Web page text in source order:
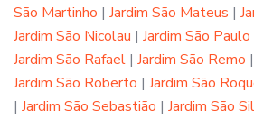
São Martinho | Jardim São Mateus |
Jardim São Nicolau | Jardim São Paulo
Jardim São Rafael | Jardim São Remo |
Jardim São Roberto | Jardim São
| Jardim São Sebastião | Jardim São